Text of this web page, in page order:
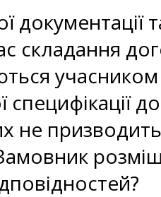
документації
складання
учасником
до
не